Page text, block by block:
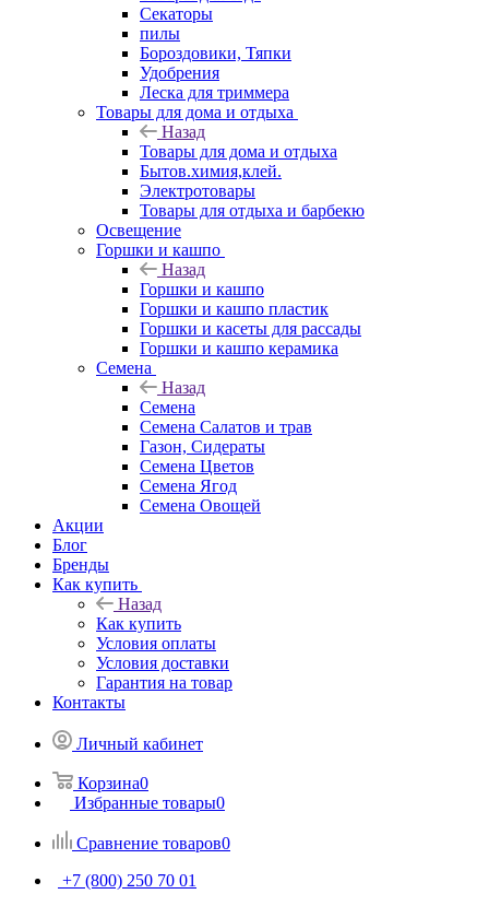
Секаторы
пилы
Бороздовики, Тяпки
Удобрения
Леска для триммера
Товары для дома и отдыха
Назад
Товары для дома и отдыха
Бытов.химия,клей.
Электротовары
Товары для отдыха и барбекю
Освещение
Горшки и кашпо
Назад
Горшки и кашпо
Горшки и кашпо пластик
Горшки и касеты для рассады
Горшки и кашпо керамика
Семена
Назад
Семена
Семена Салатов и трав
Газон, Сидераты
Семена Цветов
Семена Ягод
Семена Овощей
Акции
Блог
Бренды
Как купить
Назад
Как купить
Условия оплаты
Условия доставки
Гарантия на товар
Контакты
Личный кабинет
Корзина0
Избранные товары0
Сравнение товаров0
+7 (800) 250 70 01